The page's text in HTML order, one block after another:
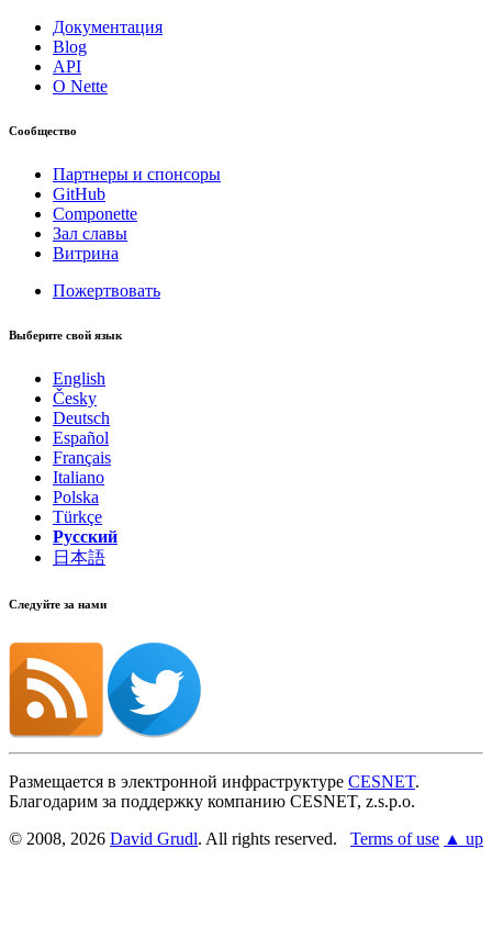
Документация
Blog
API
О Nette
Сообщество
Партнеры и спонсоры
GitHub
Componette
Зал славы
Витрина
Пожертвовать
Выберите свой язык
English
Česky
Deutsch
Español
Français
Italiano
Polska
Türkçe
Русский
日本語
Следуйте за нами
Размещается в электронной инфраструктуре CESNET.
Благодарим за поддержку компанию CESNET, z.s.p.o.
© 2008, 2026 David Grudl. All rights reserved. Terms of use ▲ up